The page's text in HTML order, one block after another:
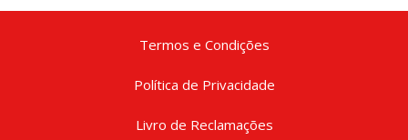
Termos e Condições
Política de Privacidade
Livro de Reclamações